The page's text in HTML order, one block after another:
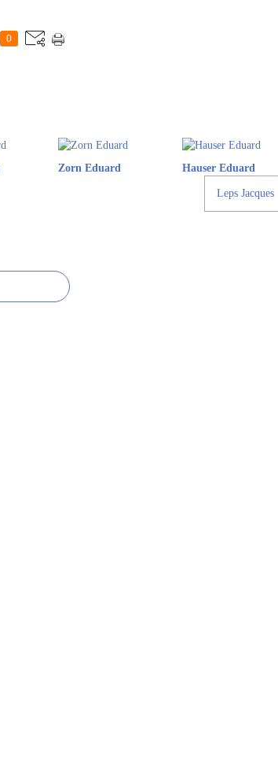
0
Zorn Eduard Hauser Eduard
Leps Jacques